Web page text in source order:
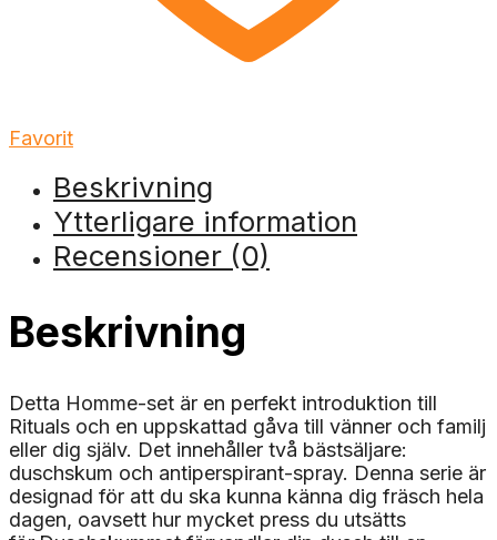
Favorit
Beskrivning
Ytterligare information
Recensioner (0)
Beskrivning
Detta Homme-set är en perfekt introduktion till
Rituals och en uppskattad gåva till vänner och familj
eller dig själv. Det innehåller två bästsäljare:
duschskum och antiperspirant-spray. Denna serie är
designad för att du ska kunna känna dig fräsch hela
dagen, oavsett hur mycket press du utsätts